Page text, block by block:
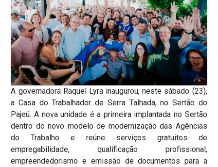
A governadora Raquel Lyra inaugurou, neste sábado (23),
a Casa do Trabalhador de Serra Talhada, no Sertão do
Pajeú. A nova unidade é a primeira implantada no Sertão
dentro do novo modelo de modernização das Agências
do Trabalho e reúne serviços gratuitos de
empregabilidade, qualificação profissional,
empreendedorismo e emissão de documentos para a